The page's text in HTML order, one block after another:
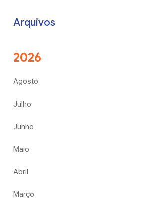
Arquivos
2026
Agosto
Julho
Junho
Maio
Abril
Março